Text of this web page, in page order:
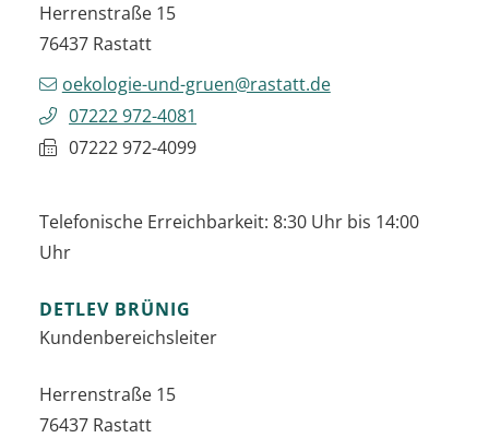
Herrenstraße 15
76437 Rastatt
oekologie-und-gruen@rastatt.de
07222 972-4081
07222 972-4099
Telefonische Erreichbarkeit: 8:30 Uhr bis 14:00
Uhr
DETLEV BRÜNIG
Kundenbereichsleiter
Herrenstraße 15
76437 Rastatt